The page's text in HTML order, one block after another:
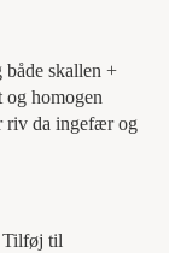
skallen +
og homogen
riv da ingefær og
Tilføj til